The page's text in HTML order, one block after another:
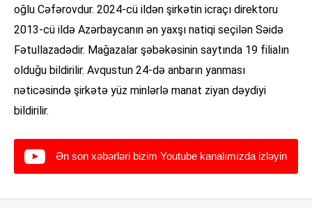
oğlu Cəfərovdur. 2024-cü ildən şirkətin icraçı direktoru
2013-cü ildə Azərbaycanın ən yaxşı natiqi seçilən Səidə
Fətullazadədir. Mağazalar şəbəkəsinin saytında 19 filialın
olduğu bildirilir. Avqustun 24-də anbarın yanması
nəticəsində şirkətə yüz minlərlə manat ziyan dəydiyi
bildirilir.
Ən son xəbərləri bizim Youtube kanalımızda izləyin